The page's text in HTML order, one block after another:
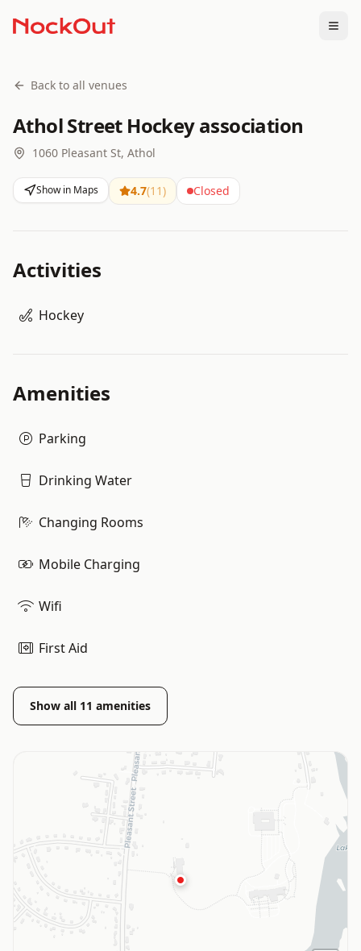
Back to all venues
Athol Street Hockey association
1060 Pleasant St, Athol
Show in Maps 4.7(11) Closed
Activities
Hockey
Amenities
Parking
Drinking Water
Changing Rooms
Mobile Charging
Wifi
First Aid
Show all 11 amenities